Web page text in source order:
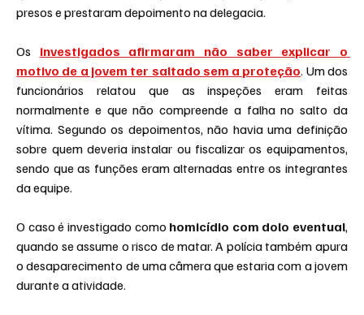
presos e prestaram depoimento na delegacia.
Os investigados afirmaram não saber explicar o
motivo de a jovem ter saltado sem a proteção. Um dos
funcionários relatou que as inspeções eram feitas
normalmente e que não compreende a falha no salto da
vítima. Segundo os depoimentos, não havia uma definição
sobre quem deveria instalar ou fiscalizar os equipamentos,
sendo que as funções eram alternadas entre os integrantes
da equipe.
O caso é investigado como homicídio com dolo eventual,
quando se assume o risco de matar. A polícia também apura
o desaparecimento de uma câmera que estaria com a jovem
durante a atividade.